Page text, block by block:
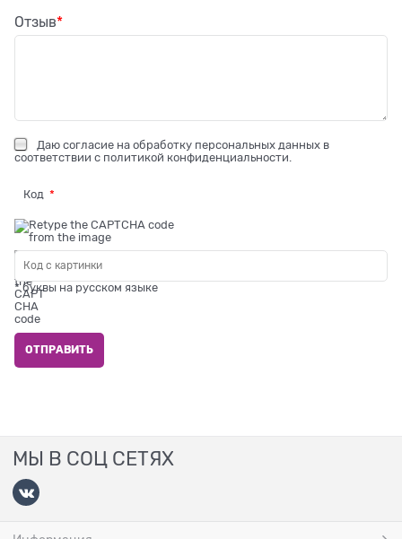
Отзыв
Даю согласие на обработку персональных данных в
соответствии с политикой конфиденциальности
Код
* буквы на русском языке
МЫ В СОЦ СЕТЯХ